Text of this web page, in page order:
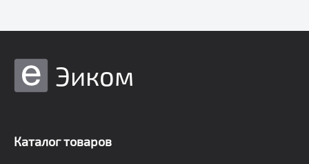
Эиком
Каталог товаров